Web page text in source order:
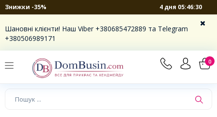
Знижки -35% 4 дня 05:46:30
Шановні клієнти! Наш Viber +380685472889 та Telegram
+380506989171
0